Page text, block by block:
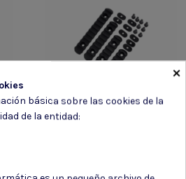
×
básica sobre las cookies de la
de la entidad: